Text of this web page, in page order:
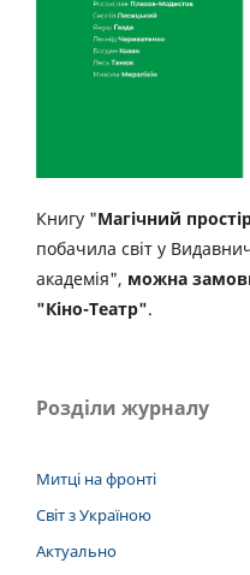
Книгу "Магічний
побачила світ у
академія", можна
"Кіно-Театр".
Розділи журналу
Митці на фронті
Світ з Україною
Актуально